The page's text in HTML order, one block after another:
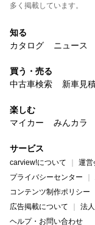
多く掲載しています。
知る
カタログ
ニュース
買う・売る
中古車検索
新車見
楽しむ
マイカー
みんカラ
サービス
carview!について 運営
プライバシーセンター
コンテンツ制作ポリシー
広告掲載について
法
ヘルプ・お問い合わせ